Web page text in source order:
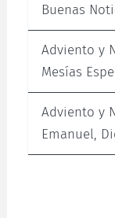
Buenas
Adviento y
Mesías
Adviento y
Emanuel,